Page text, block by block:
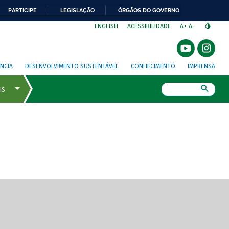
PARTICIPE LEGISLAÇÃO ÓRGÃOS DO GOVERNO
ENGLISH ACESSIBILIDADE A+ A-
DESENVOLVIMENTO SUSTENTÁVEL CONHECIMENTO IMPRENSA
de tela